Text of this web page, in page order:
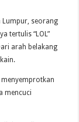
Lumpur, seorang
tertulis “LOL”
arah belakang
mencuci